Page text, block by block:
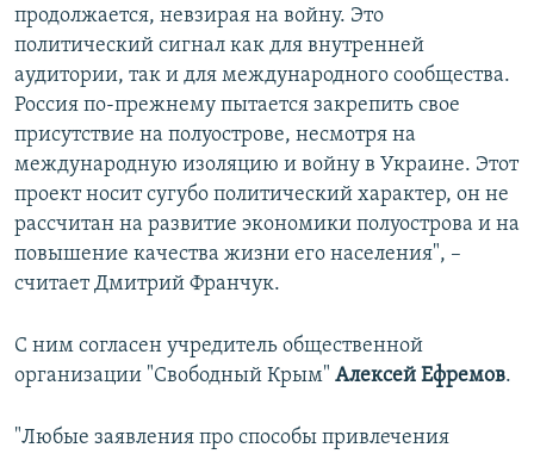
продолжается, невзирая на войну. Это
политический сигнал как для внутренней
аудитории, так и для международного сообщества.
Россия по-прежнему пытается закрепить свое
присутствие на полуострове, несмотря на
международную изоляцию и войну в Украине. Этот
проект носит сугубо политический характер, он не
рассчитан на развитие экономики полуострова и на
повышение качества жизни его населения", –
считает Дмитрий Франчук.
С ним согласен учредитель общественной
организации "Свободный Крым" Алексей Ефремов.
"Любые заявления про способы привлечения